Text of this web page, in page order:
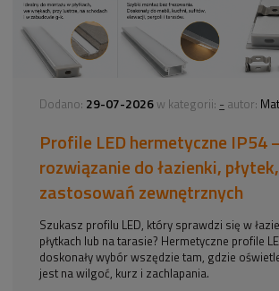
Dodano: 29-07-2026 w kategorii: - autor:
Profile LED hermetyczne IP54
rozwiązanie do łazienki,
zastosowań zewnętrznych
Szukasz profilu LED, który sprawdzi się w
płytkach lub na tarasie? Hermetyczne profile
doskonały wybór wszędzie tam, gdzie
jest na wilgoć, kurz i zachlapania.